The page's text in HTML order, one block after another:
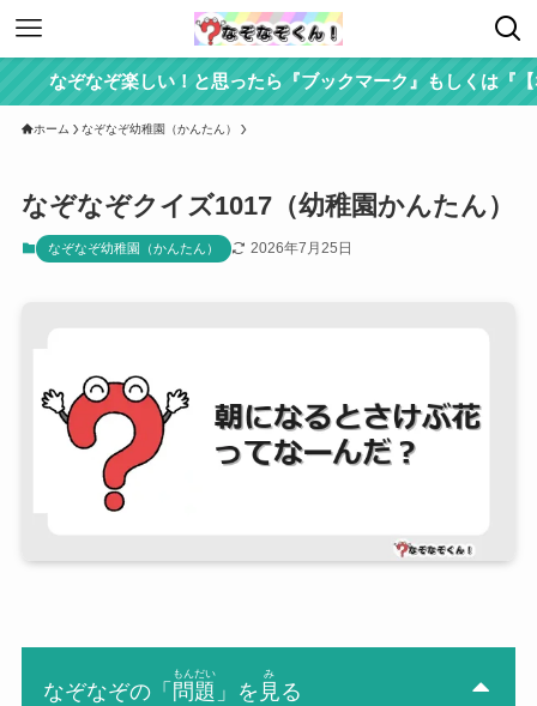
なぞなぞ楽しい！と思ったら『ブックマーク』もしくは『【な
ホーム なぞなぞ幼稚園（かんたん）
なぞなぞクイズ1017（幼稚園かんたん）
なぞなぞ幼稚園（かんたん） 2026年7月25日
なぞなぞの「 問題
もんだい
」を 見
み
る